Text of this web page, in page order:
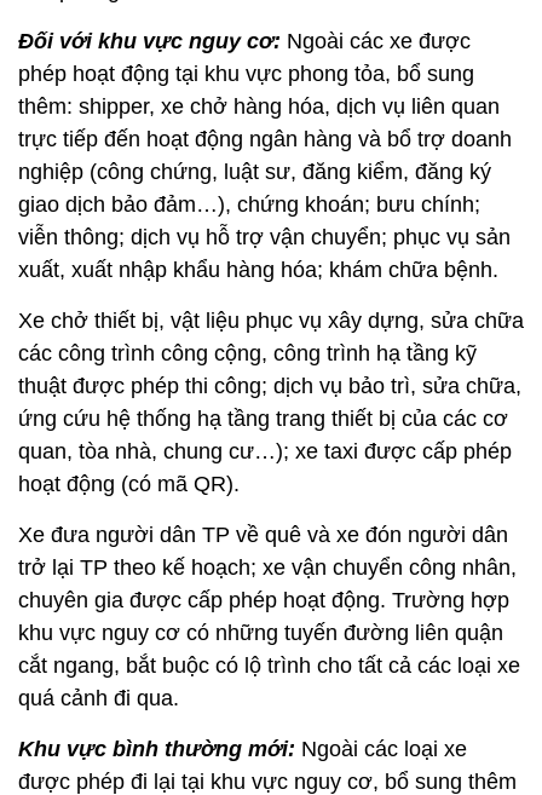
Đối với khu vực nguy cơ: Ngoài các xe được
phép hoạt động tại khu vực phong tỏa, bổ sung
thêm: shipper, xe chở hàng hóa, dịch vụ liên quan
trực tiếp đến hoạt động ngân hàng và bổ trợ doanh
nghiệp (công chứng, luật sư, đăng kiểm, đăng ký
giao dịch bảo đảm…), chứng khoán; bưu chính;
viễn thông; dịch vụ hỗ trợ vận chuyển; phục vụ sản
xuất, xuất nhập khẩu hàng hóa; khám chữa bệnh.
Xe chở thiết bị, vật liệu phục vụ xây dựng, sửa chữa
các công trình công cộng, công trình hạ tầng kỹ
thuật được phép thi công; dịch vụ bảo trì, sửa chữa,
ứng cứu hệ thống hạ tầng trang thiết bị của các cơ
quan, tòa nhà, chung cư…); xe taxi được cấp phép
hoạt động (có mã QR).
Xe đưa người dân TP về quê và xe đón người dân
trở lại TP theo kế hoạch; xe vận chuyển công nhân,
chuyên gia được cấp phép hoạt động. Trường hợp
khu vực nguy cơ có những tuyến đường liên quận
cắt ngang, bắt buộc có lộ trình cho tất cả các loại xe
quá cảnh đi qua.
Khu vực bình thường mới: Ngoài các loại xe
được phép đi lại tại khu vực nguy cơ, bổ sung thêm